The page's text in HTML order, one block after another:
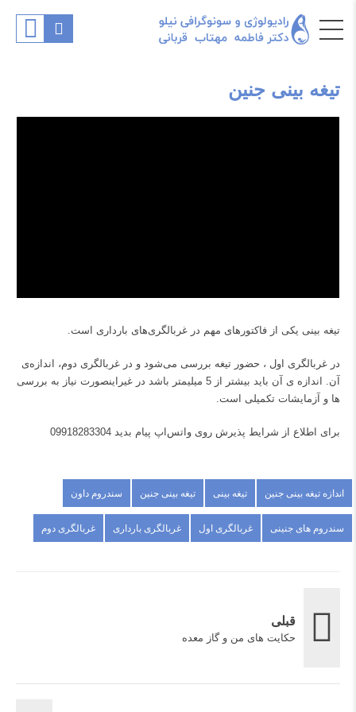
تیغه بینی جنین
تیغه بینی یکی از فاکتورهای مهم در غربالگری‌های بارداری است.
در غربالگری اول ، حضور تیغه بررسی می‌شود و در غربالگری دوم، اندازه‌ی
آن. اندازه ی آن باید بیشتر از 5 میلیمتر باشد در غیراینصورت نیاز به بررسی
ها و آزمایشات تکمیلی است.
برای اطلاع از شرایط پذیرش روی واتس‌اپ پیام بدید 09918283304
اندازه تیغه بینی جنین تیغه بینی تیغه بینی جنین سندروم داون
سندروم های جنینی غربالگری اول غربالگری بارداری غربالگری دوم
قبلی
حکایت های من و گاز معده